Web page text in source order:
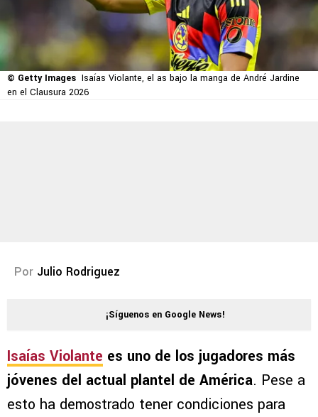
© Getty Images Isaías Violante, el as bajo la manga de André Jardine
en el Clausura 2026
Por Julio Rodriguez
¡Síguenos en Google News!
Isaías Violante es uno de los jugadores más
jóvenes del actual plantel de América. Pese a
esto ha demostrado tener condiciones para